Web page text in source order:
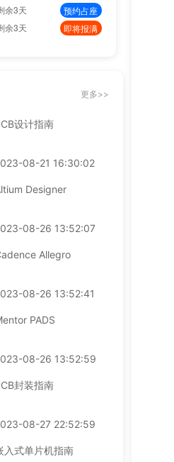
余3天
即将报满
余3天
预约占座
余3天
即将报满
余3天 即将报满
更多>>
设计指南
08-21 16:30:02
Designer
08-26 13:52:07
Allegro
08-26 13:52:41
PADS
08-26 13:52:59
封装指南
08-27 22:52:59
入式单片机指南